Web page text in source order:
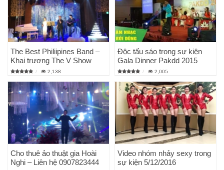
The Best Philiipines Band –
Khai trương The V Show
2,138
Độc tấu sáo trong sự kiện
Gala Dinner Pakdd 2015
2,005
Cho thuê ảo thuật gia Hoài
Nghi – Liên hệ 0907823444
Video nhóm nhảy sexy trong
sự kiện 5/12/2016